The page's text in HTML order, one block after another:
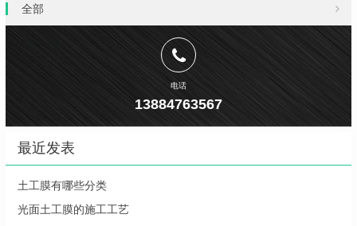
全部
电话
13884763567
最近发表
土工膜有哪些分类
光面土工膜的施工工艺